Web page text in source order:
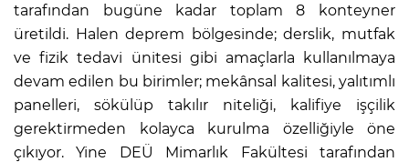
tarafından bugüne kadar toplam 8 konteyner
üretildi. Halen deprem bölgesinde; derslik, mutfak
ve fizik tedavi ünitesi gibi amaçlarla kullanılmaya
devam edilen bu birimler; mekânsal kalitesi, yalıtımlı
panelleri, sökülüp takılır niteliği, kalifiye işçilik
gerektirmeden kolayca kurulma özelliğiyle öne
çıkıyor. Yine DEÜ Mimarlık Fakültesi tarafından